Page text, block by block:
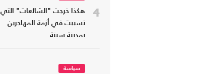
4
هكذا خرجت "الشائعات" التي
تسببت في أزمة المهاجرين
بمدينة سبتة
سياسة